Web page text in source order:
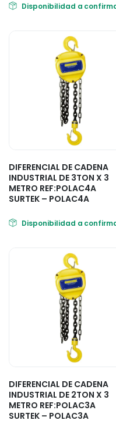
Disponibilidad a
DIFERENCIAL DE CADENA
INDUSTRIAL DE 3TON X 3
METRO REF:POLAC4A
SURTEK – POLAC4A
Disponibilidad a
DIFERENCIAL DE CADENA
INDUSTRIAL DE 2TON X 3
METRO REF:POLAC3A
SURTEK – POLAC3A